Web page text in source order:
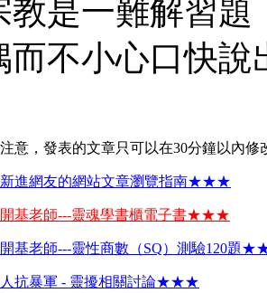
教是一難解習題
而不小心口快說
，發表的文章只可以在30分鐘以內
進網友的網站文章瀏覽指南★★★
老師---靈魂學書櫃電子書★★★
老師---靈性商數（SQ）測驗120題
抗暴軍 - 靈擾相關討論★★★